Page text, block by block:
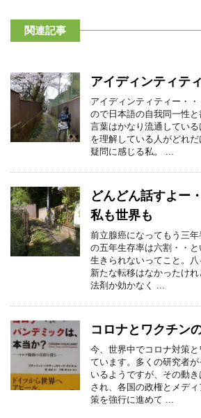
関連記事
アイディンティテ
アイディンティティー・
ので日本語の自我同一性と
言葉はかなり流通してい
を理解している人がどれ
疑問に感じる私。 ...
どんどん話すよー
私も世界も
前立腺癌になってもう三
の五年生存率は六割・・
生きられないってこと。
新たな転移はなかったけ
法剤か効かなく ...
コロナとワクチン
今、世界中でコロナ対策
ています。多くの研究者
いるようですが、その動
され、各国の政権とメデ
策を強行に進めて ...